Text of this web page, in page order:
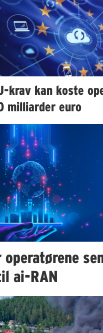
krav kan koste
milliarder euro
ai-RAN